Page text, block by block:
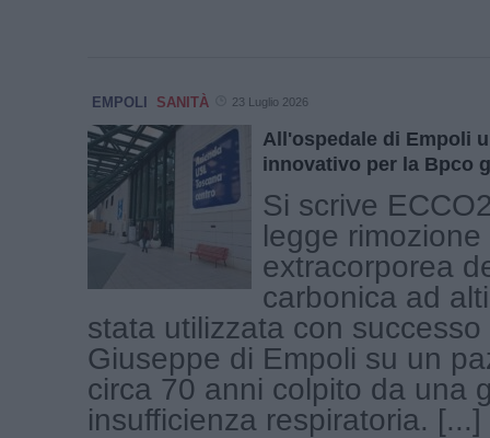
EMPOLI SANITÀ 23 Luglio 2026
All'ospedale di Empoli
innovativo per la Bpco
Si scrive
legge rimozione
extracorporea
carbonica ad
stata utilizzata con
Giuseppe di Empoli su un
circa 70 anni colpito da una
insufficienza respiratoria. [...]